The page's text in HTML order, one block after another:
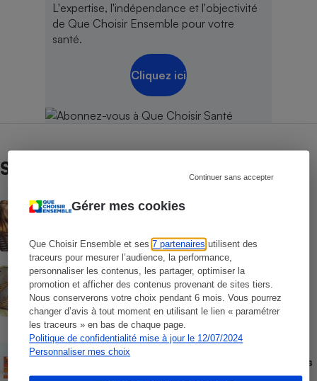
Gérer mes cookies
Que Choisir Ensemble et ses7 partenaires utilisent des
traceurs pour mesurer l’audience, la performance,
personnaliser les contenus, les partager, optimiser la
promotion et afficher des contenus provenant de sites tiers.
Nous conserverons votre choix pendant 6 mois. Vous pourrez
changer d’avis à tout moment en utilisant le lien « paramétrer
les traceurs » en bas de chaque page.
Politique de confidentialité mise à jour le 12/07/2024
Personnaliser mes choix
Continuer sans accepter
L'expertise, l'indépendance et l'objectivité
de Que Choisir Ensemble pour votre
santé.
Cliquez ici
Sur le même sujet
ACTUALITÉ
ACTION QUE CHOISIR ENSEMBLE
Test des crèmes solaires vendues sur
Temu, Shein et AliExpress - 9 sur 10
dangereuses pour la santé des
consommateurs
ACTUALITÉ
Crèmes solaires - Le bilan désastreux des
plateformes chinoises